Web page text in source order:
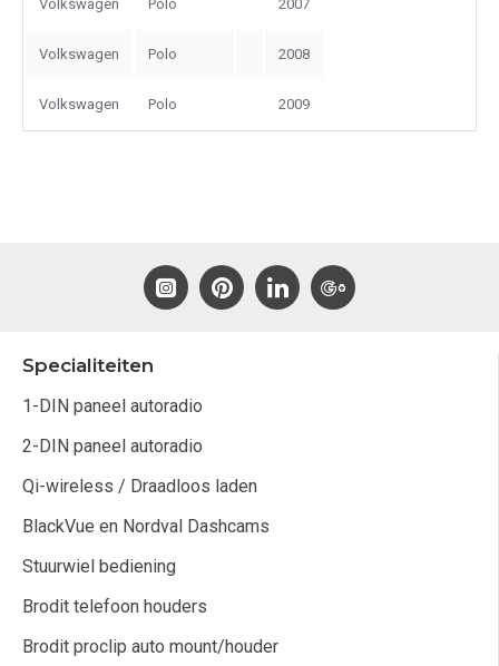
Volkswagen Polo 2007
Volkswagen Polo 2008
Volkswagen Polo 2009
Specialiteiten
1-DIN paneel autoradio
2-DIN paneel autoradio
Qi-wireless / Draadloos laden
BlackVue en Nordval Dashcams
Stuurwiel bediening
Brodit telefoon houders
Brodit proclip auto mount/houder